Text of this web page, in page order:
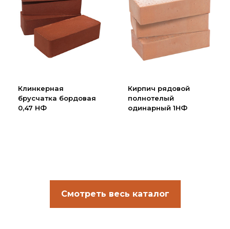
Клинкерная
брусчатка бордовая
0,47 НФ
Кирпич рядовой
полнотелый
одинарный 1НФ
Смотреть весь каталог